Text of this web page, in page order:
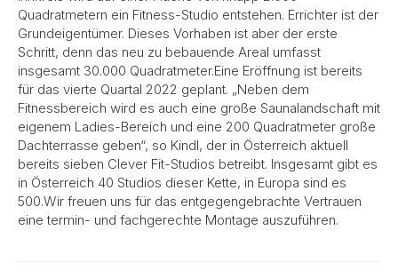
Quadratmetern ein Fitness-Studio entstehen. Errichter ist der
Grundeigentümer. Dieses Vorhaben ist aber der erste
Schritt, denn das neu zu bebauende Areal umfasst
insgesamt 30.000 Quadratmeter.Eine Eröffnung ist bereits
für das vierte Quartal 2022 geplant. „Neben dem
Fitnessbereich wird es auch eine große Saunalandschaft mit
eigenem Ladies-Bereich und eine 200 Quadratmeter große
Dachterrasse geben“, so Kindl, der in Österreich aktuell
bereits sieben Clever Fit-Studios betreibt. Insgesamt gibt es
in Österreich 40 Studios dieser Kette, in Europa sind es
500.Wir freuen uns für das entgegengebrachte Vertrauen
eine termin- und fachgerechte Montage auszuführen.